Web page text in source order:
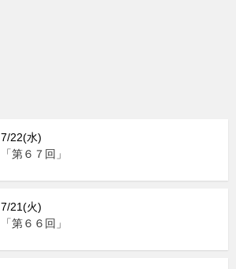
7/22(水)
「第６７回」
7/21(火)
「第６６回」